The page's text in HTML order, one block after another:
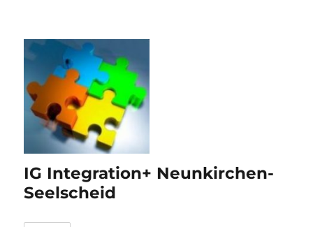
IG Integration+ Neunkirchen-
Seelscheid